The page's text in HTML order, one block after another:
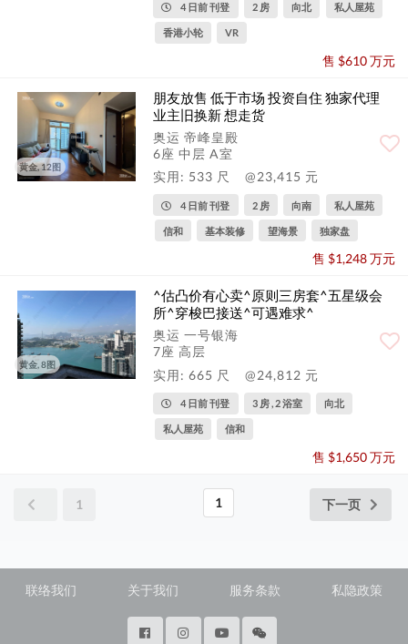
4 日前 刊登 2 房 向北 私人屋苑
香港小轮 VR
售 $610 万元
黄金, 12图
朋友放售 低于市场 投资自住 独家代理
业主旧换新 想走货
奥运 帝峰皇殿
6座 中层 A室
实用: 533 尺
@23,415 元
4 日前 刊登 2 房 向南 私人屋苑
信和 基本装修 望海景 独家盘
售 $1,248 万元
黄金, 8图
^估凸价有心卖^原则三房套^五星级会
所^穿梭巴接送^可遇难求^
奥运 一号银海
7座 高层
实用: 665 尺
@24,812 元
4 日前 刊登 3 房 , 2 浴室 向北
私人屋苑 信和
售 $1,650 万元
1 1 下一页
联络我们 关于我们 服务条款 私隐政策